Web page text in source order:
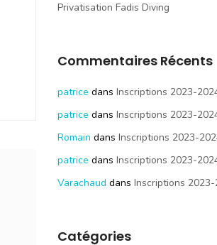
Privatisation Fadis Diving
Commentaires Récents
patrice dans Inscriptions 2023-
patrice dans Inscriptions 2023-
Romain dans Inscriptions 2023-
patrice dans Inscriptions 2023-
Varachaud dans Inscriptions
Catégories